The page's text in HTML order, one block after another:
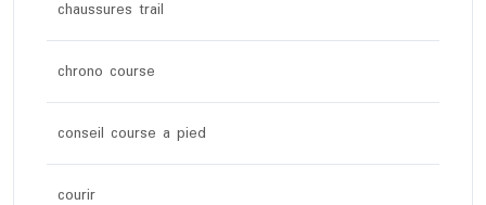
chaussures trail
chrono course
conseil course a pied
courir